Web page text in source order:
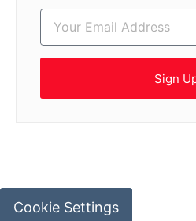
Sign
Cookie Settings